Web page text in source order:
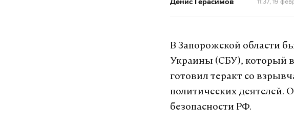
В Запорожской области
Украины (СБУ), который
готовил теракт со
политических деятелей.
безопасности РФ.